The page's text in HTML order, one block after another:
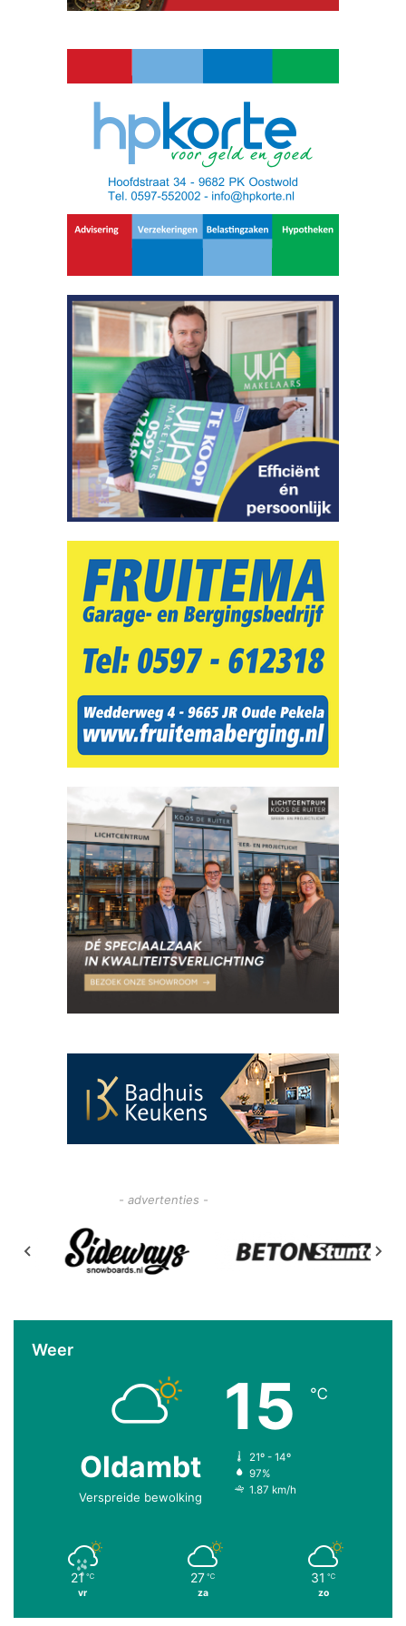
- advertenties -
Weer
Oldambt
Verspreide bewolking
15 ℃
21º - 14º
97%
1.87 km/h
21 ℃
vr
27 ℃
za
31 ℃
zo